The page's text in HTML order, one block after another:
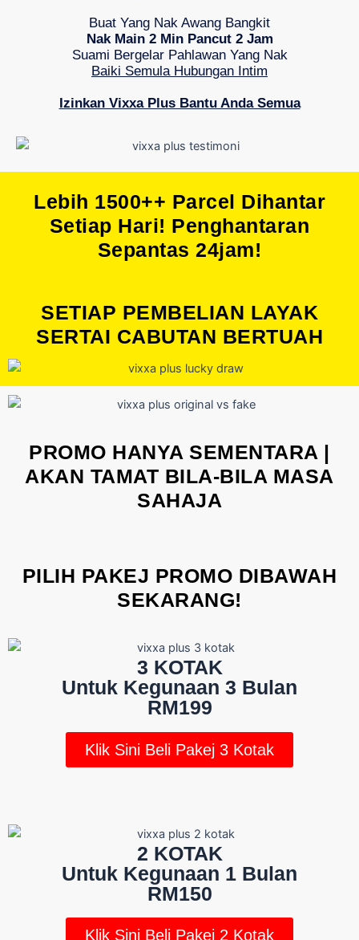
Buat Yang Nak Awang Bangkit
Nak Main 2 Min Pancut 2 Jam
Suami Bergelar Pahlawan Yang Nak
Baiki Semula Hubungan Intim
Izinkan Vixxa Plus Bantu Anda Semua
Lebih 1500++ Parcel Dihantar
Setiap Hari! Penghantaran
Sepantas 24jam!
SETIAP PEMBELIAN LAYAK
SERTAI CABUTAN BERTUAH
PROMO HANYA SEMENTARA |
AKAN TAMAT BILA-BILA MASA
SAHAJA
PILIH PAKEJ PROMO DIBAWAH
SEKARANG!
3 KOTAK
Untuk Kegunaan 3 Bulan
RM199
Klik Sini Beli Pakej 3 Kotak
2 KOTAK
Untuk Kegunaan 1 Bulan
RM150
Klik Sini Beli Pakej 2 Kotak